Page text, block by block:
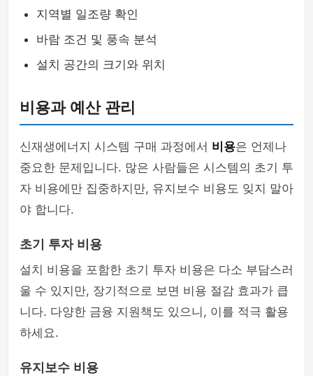
지역별 일조량 확인
바람 조건 및 풍속 분석
설치 공간의 크기와 위치
비용과 예산 관리
신재생에너지 시스템 구매 과정에서 비용은 언제나
중요한 문제입니다. 많은 사람들은 시스템의 초기 투
자 비용에만 집중하지만, 유지보수 비용도 잊지 말아
야 합니다.
초기 투자 비용
설치 비용을 포함한 초기 투자 비용은 다소 부담스러
울 수 있지만, 장기적으로 보면 비용 절감 효과가 큽
니다. 다양한 금융 지원책도 있으니, 이를 적극 활용
하세요.
유지보수 비용